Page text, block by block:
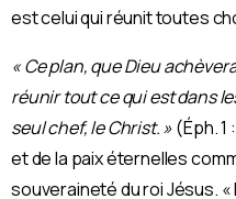
est celui qui réunit toutes
« Ce plan, que Dieu
réunir tout ce qui est dans
seul chef, le Christ. »(Éph. 1
et de la paix éternelles
souveraineté du roi Jésus. «